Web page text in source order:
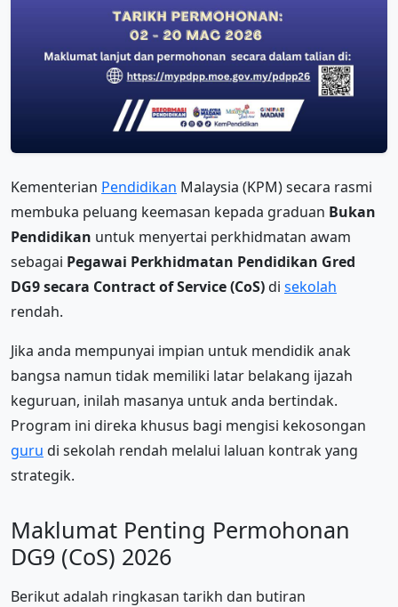
Kementerian Pendidikan Malaysia (KPM) secara rasmi
membuka peluang keemasan kepada graduan Bukan
Pendidikan untuk menyertai perkhidmatan awam
sebagai Pegawai Perkhidmatan Pendidikan Gred
DG9 secara Contract of Service (CoS)di sekolah
rendah.
Jika anda mempunyai impian untuk mendidik anak
bangsa namun tidak memiliki latar belakang ijazah
keguruan, inilah masanya untuk anda bertindak.
Program ini direka khusus bagi mengisi kekosongan
guru di sekolah rendah melalui laluan kontrak yang
strategik.
Maklumat Penting Permohonan
DG9 (CoS) 2026
Berikut adalah ringkasan tarikh dan butiran